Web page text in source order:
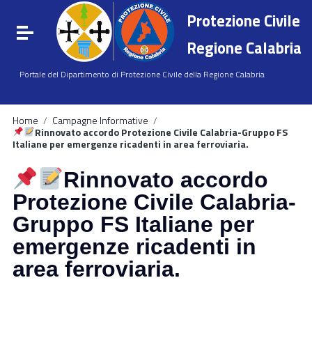
Vai ai contenuti
Vai al menu di navigazione
Vai al footer
Attiva / disattiva la navigazione
Protezione Civile
Regione Calabria
Portale del Dipartimento di Protezione Civile della Regione Calabria
Home / Campagne Informative /
Rinnovato accordo Protezione Civile Calabria-Gruppo FS
Italiane per emergenze ricadenti in area ferroviaria.
Rinnovato accordo
Protezione Civile Calabria-
Gruppo FS Italiane per
emergenze ricadenti in
area ferroviaria.